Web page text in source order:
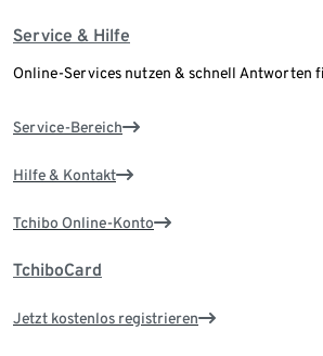
Service & Hilfe
Online-Services nutzen & schnell Antworten
Service-Bereich
Hilfe & Kontakt
Tchibo Online-Konto
TchiboCard
Jetzt kostenlos registrieren